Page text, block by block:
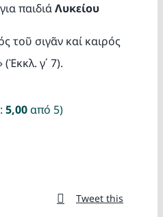
παιδιάΛυκείου
τοῦ σιγᾶν καί καιρός
(Ἐκκλ. γ΄ 7).
5,00από 5)
Tweet this